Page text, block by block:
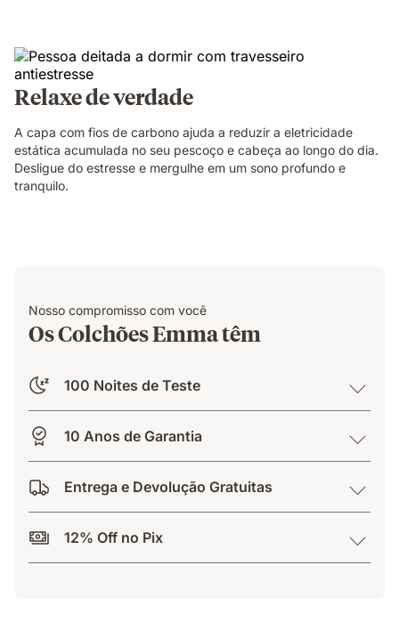
Relaxe de verdade
A capa com fios de carbono ajuda a reduzir a eletricidade
estática acumulada no seu pescoço e cabeça ao longo do dia.
Desligue do estresse e mergulhe em um sono profundo e
tranquilo.
Nosso compromisso com você
Os Colchões Emma têm
100 Noites de Teste
10 Anos de Garantia
Entrega e Devolução Gratuitas
12% Off no Pix